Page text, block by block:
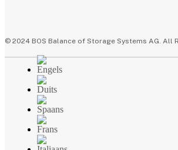
© 2024 BOS Balance of Storage Systems AG. All